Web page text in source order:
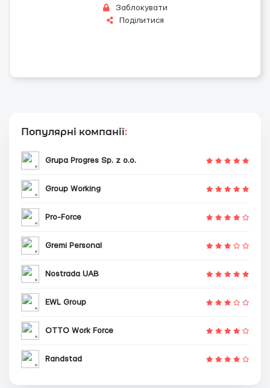
Заблокувати
Поділитися
Популярні компанії:
Grupa Progres Sp. z o.o.
Group Working
Pro-Force
Gremi Personal
Nostrada UAB
EWL Group
OTTO Work Force
Randstad